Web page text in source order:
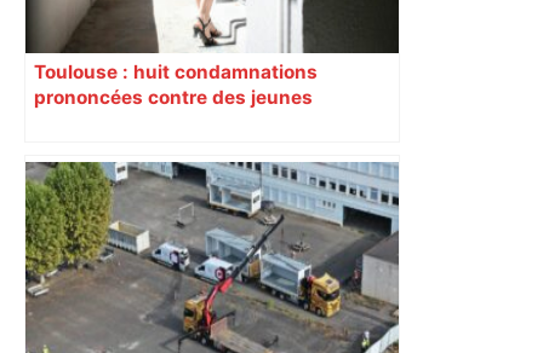
Toulouse : huit condamnations
prononcées contre des jeunes